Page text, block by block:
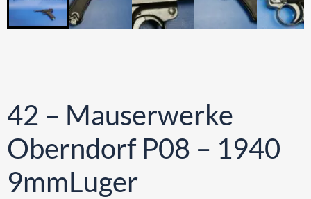
42 – Mauserwerke
Oberndorf P08 – 1940
9mmLuger